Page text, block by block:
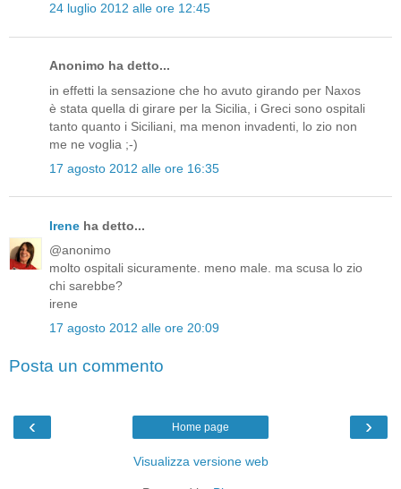
24 luglio 2012 alle ore 12:45
Anonimo ha detto...
in effetti la sensazione che ho avuto girando per Naxos
è stata quella di girare per la Sicilia, i Greci sono ospitali
tanto quanto i Siciliani, ma menon invadenti, lo zio non
me ne voglia ;-)
17 agosto 2012 alle ore 16:35
Irene ha detto...
@anonimo
molto ospitali sicuramente. meno male. ma scusa lo zio
chi sarebbe?
irene
17 agosto 2012 alle ore 20:09
Posta un commento
‹ ›
Home page
Visualizza versione web